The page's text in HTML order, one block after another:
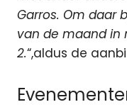
Garros. Om daar
van de maand in
2.“,aldus de